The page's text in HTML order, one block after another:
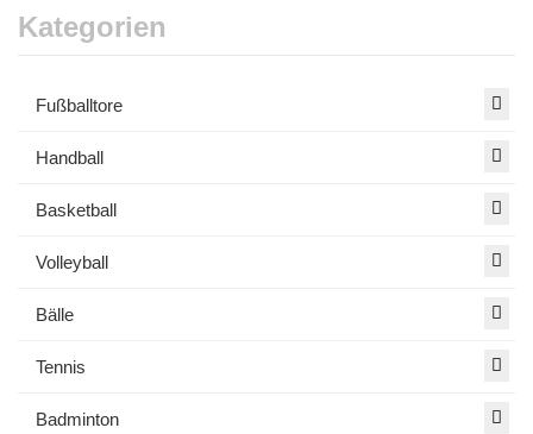
Kategorien
Fußballtore
Handball
Basketball
Volleyball
Bälle
Tennis
Badminton